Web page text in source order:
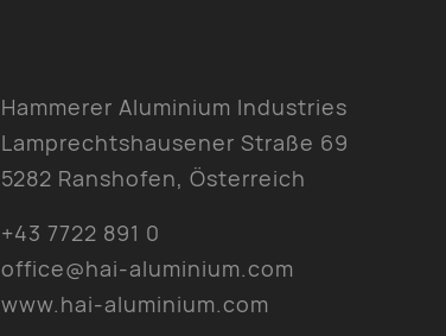
Hammerer Aluminium Industries
Lamprechtshausener Straße 69
5282 Ranshofen, Österreich
+43 7722 891 0
office@hai-aluminium.com
www.hai-aluminium.com